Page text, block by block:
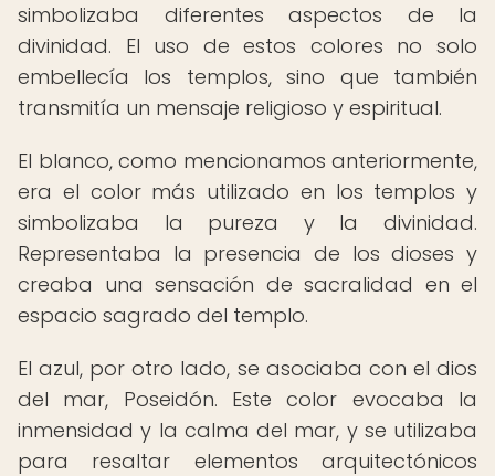
simbolizaba diferentes aspectos de la
divinidad. El uso de estos colores no solo
embellecía los templos, sino que también
transmitía un mensaje religioso y espiritual.
El blanco, como mencionamos anteriormente,
era el color más utilizado en los templos y
simbolizaba la pureza y la divinidad.
Representaba la presencia de los dioses y
creaba una sensación de sacralidad en el
espacio sagrado del templo.
El azul, por otro lado, se asociaba con el dios
del mar, Poseidón. Este color evocaba la
inmensidad y la calma del mar, y se utilizaba
para resaltar elementos arquitectónicos